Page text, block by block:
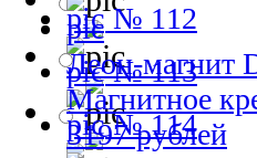
№ 112
№ 113
№ 114
Леон-магнит
Магнитное
3197 рублей